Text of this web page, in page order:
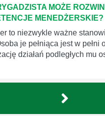
MOŻE
MENEDŻERSKIE?
to niezwykle ważne
je pełniąca jest w pełni
działań podległych mu